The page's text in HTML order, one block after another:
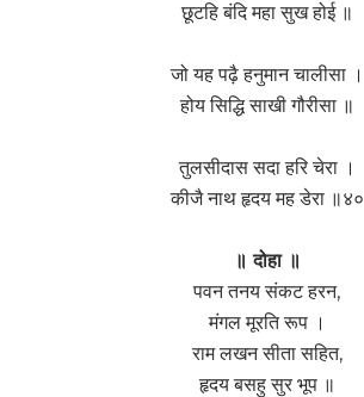
छूटहि बंदि महा सुख होई ॥
जो यह पढ़ै हनुमान चालीसा ।
होय सिद्धि साखी गौरीसा ॥
तुलसीदास सदा हरि चेरा ।
कीजै नाथ हृदय मह डेरा ॥४०
॥ दोहा ॥
पवन तनय संकट हरन,
मंगल मूरति रूप ।
राम लखन सीता सहित,
हृदय बसहु सुर भूप ॥